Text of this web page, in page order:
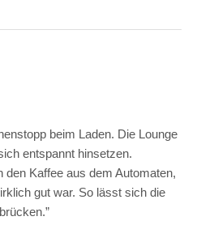
beim Laden. Die Lounge
entspannt hinsetzen.
den Kaffee aus dem Automaten,
gut war. So lässt sich die